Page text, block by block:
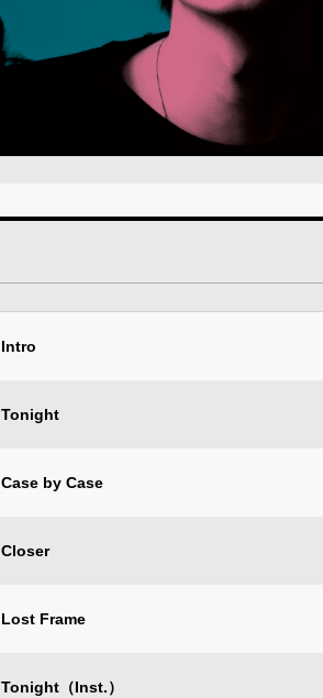
Intro
Tonight
Case by Case
Closer
Lost Frame
Tonight（Inst.）